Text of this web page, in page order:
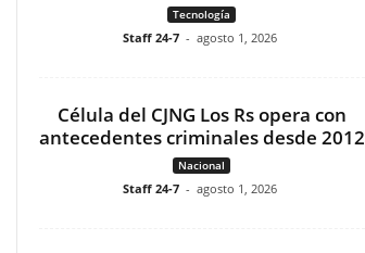
Tecnología
Staff 24-7 - agosto 1, 2026
Célula del CJNG Los Rs opera con
antecedentes criminales desde 2012
Nacional
Staff 24-7 - agosto 1, 2026